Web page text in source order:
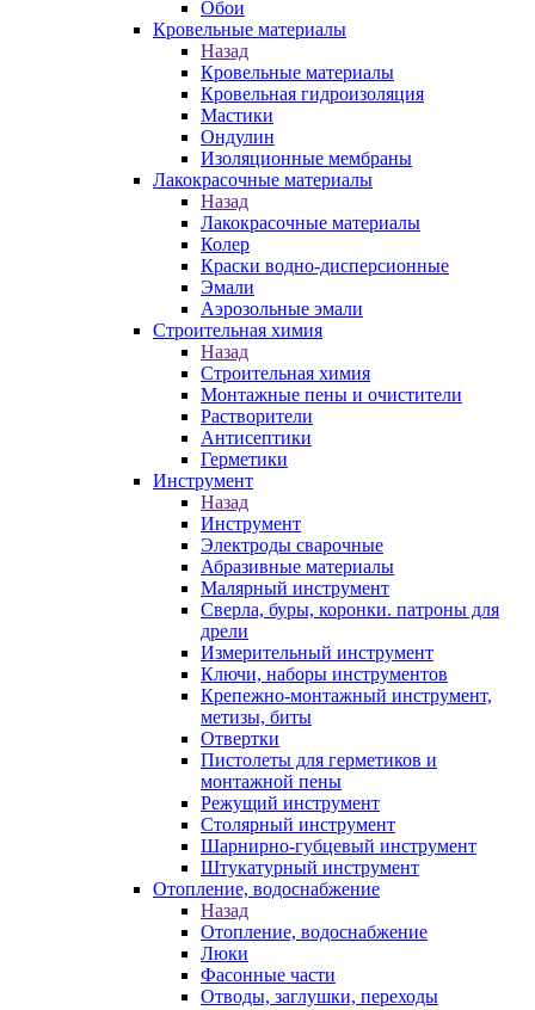
Обои
Кровельные материалы
Назад
Кровельные материалы
Кровельная гидроизоляция
Мастики
Ондулин
Изоляционные мембраны
Лакокрасочные материалы
Назад
Лакокрасочные материалы
Колер
Краски водно-дисперсионные
Эмали
Аэрозольные эмали
Строительная химия
Назад
Строительная химия
Монтажные пены и очистители
Растворители
Антисептики
Герметики
Инструмент
Назад
Инструмент
Электроды сварочные
Абразивные материалы
Малярный инструмент
Сверла, буры, коронки. патроны для
дрели
Измерительный инструмент
Ключи, наборы инструментов
Крепежно-монтажный инструмент,
метизы, биты
Отвертки
Пистолеты для герметиков и
монтажной пены
Режущий инструмент
Столярный инструмент
Шарнирно-губцевый инструмент
Штукатурный инструмент
Отопление, водоснабжение
Назад
Отопление, водоснабжение
Люки
Фасонные части
Отводы, заглушки, переходы